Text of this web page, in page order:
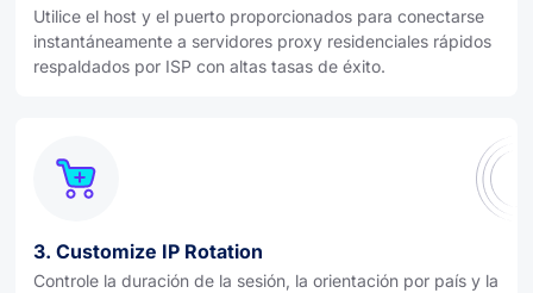
Utilice el host y el puerto proporcionados para conectarse
instantáneamente a servidores proxy residenciales rápidos
respaldados por ISP con altas tasas de éxito.
3. Customize IP Rotation
Controle la duración de la sesión, la orientación por país y la